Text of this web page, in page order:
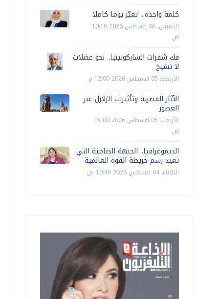
كلمة واحدة... تغيّر يوما كاملا
الخميس، 06 اغسطس 2026 10:10
ص
فك شفرات الساركوبينيا.. نحو عضلات
لا تشيخ
الأربعاء، 05 اغسطس 2026 12:00 م
الآثار المصرية وتأثيرات الزلازل عبر
العصور
الأربعاء، 05 اغسطس 2026 10:00
ص
الديموغرافيا.. الجبهة الصامتة التي
تعيد رسم خريطة القوة العالمية
الثلاثاء، 04 اغسطس 2026 10:36 ص